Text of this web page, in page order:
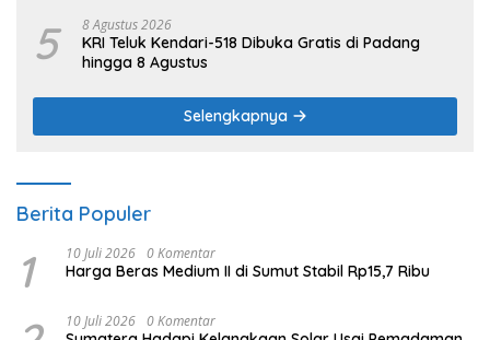
5 8 Agustus 2026
KRI Teluk Kendari-518 Dibuka Gratis di Padang
hingga 8 Agustus
Selengkapnya
Berita Populer
1 10 Juli 2026 0 Komentar
Harga Beras Medium II di Sumut Stabil Rp15,7 Ribu
10 Juli 2026 0 Komentar